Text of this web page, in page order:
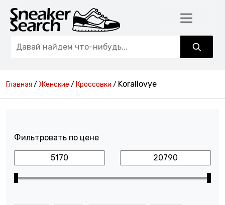
Главная / Женские / Кроссовки / Korallovye
Фильтровать по цене